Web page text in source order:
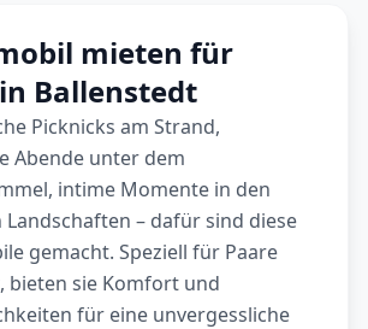
mieten für
Ballenstedt
Picknicks am Strand,
Abende unter dem
intime Momente in den
– dafür sind diese
gemacht. Speziell für Paare
bieten sie Komfort und
für eine unvergessliche